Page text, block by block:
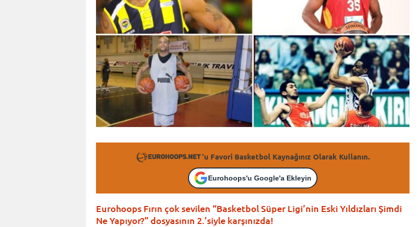
'u Favori Basketbol Kaynağınız Olarak Kullanın.
Eurohoops'u Google'a Ekleyin
Eurohoops Fırın çok sevilen “Basketbol Süper Ligi’nin Eski Yıldızları Şimdi
Ne Yapıyor?” dosyasının 2.’siyle karşınızda!